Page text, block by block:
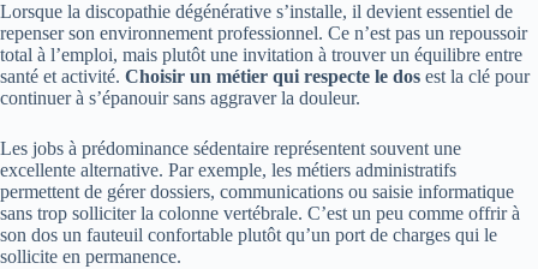
Lorsque la discopathie dégénérative s’installe, il devient essentiel de
repenser son environnement professionnel. Ce n’est pas un repoussoir
total à l’emploi, mais plutôt une invitation à trouver un équilibre entre
santé et activité. Choisir un métier qui respecte le dos est la clé pour
continuer à s’épanouir sans aggraver la douleur.
Les jobs à prédominance sédentaire représentent souvent une
excellente alternative. Par exemple, les métiers administratifs
permettent de gérer dossiers, communications ou saisie informatique
sans trop solliciter la colonne vertébrale. C’est un peu comme offrir à
son dos un fauteuil confortable plutôt qu’un port de charges qui le
sollicite en permanence.